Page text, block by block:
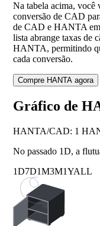
Na tabela acima, você
conversão de CAD
de CAD e HANTA em
lista abrange taxas de
HANTA, permitindo
cada conversão.
Compre HANTA agora
Gráfico de
HANTA/CAD: 1
No passado 1D, a
1D7D1M3M1YALL